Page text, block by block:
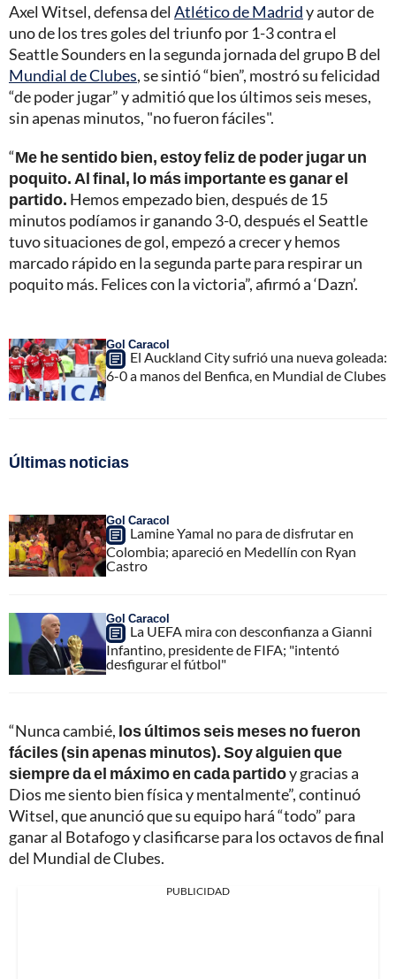
Axel Witsel, defensa del Atlético de Madridy autor de
uno de los tres goles del triunfo por 1-3 contra el
Seattle Sounders en la segunda jornada del grupo B del
Mundial de Clubes, se sintió “bien”, mostró su felicidad
“de poder jugar” y admitió que los últimos seis meses,
sin apenas minutos, "no fueron fáciles".
“Me he sentido bien, estoy feliz de poder jugar un
poquito. Al final, lo más importante es ganar el
partido. Hemos empezado bien, después de 15
minutos podíamos ir ganando 3-0, después el Seattle
tuvo situaciones de gol, empezó a crecer y hemos
marcado rápido en la segunda parte para respirar un
poquito más. Felices con la victoria”, afirmó a ‘Dazn’.
Gol Caracol
El Auckland City sufrió una nueva goleada:
6-0 a manos del Benfica, en Mundial de Clubes
Últimas noticias
Gol Caracol
Lamine Yamal no para de disfrutar en
Colombia; apareció en Medellín con Ryan
Castro
Gol Caracol
La UEFA mira con desconfianza a Gianni
Infantino, presidente de FIFA; "intentó
desfigurar el fútbol"
“Nunca cambié, los últimos seis meses no fueron
fáciles (sin apenas minutos). Soy alguien que
siempre da el máximo en cada partidoy gracias a
Dios me siento bien física y mentalmente”, continuó
Witsel, que anunció que su equipo hará “todo” para
ganar al Botafogo y clasificarse para los octavos de final
del Mundial de Clubes.
PUBLICIDAD